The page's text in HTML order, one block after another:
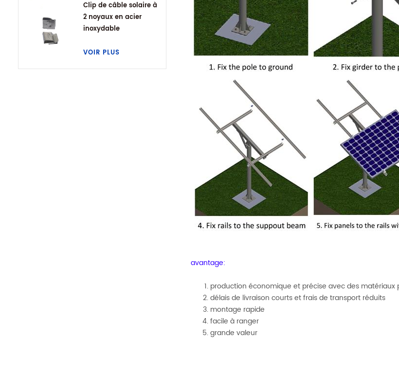
Clip de câble solaire à
2 noyaux en acier
inoxydable
VOIR PLUS
avantage:
production économique et précise avec des matériaux
délais de livraison courts et frais de transport réduits
montage rapide
facile à ranger
grande valeur